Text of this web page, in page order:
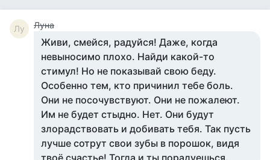
Лу Луна
Живи, смейся, радуйся! Даже, когда
невыносимо плохо. Найди какой-то
стимул! Но не показывай свою беду.
Особенно тем, кто причинил тебе боль.
Они не посочувствуют. Они не пожалеют.
Им не будет стыдно. Нет. Они будут
злорадствовать и добивать тебя. Так пусть
лучше сотрут свои зубы в порошок, видя
твоё счастье! Тогда и ты порадуешься.